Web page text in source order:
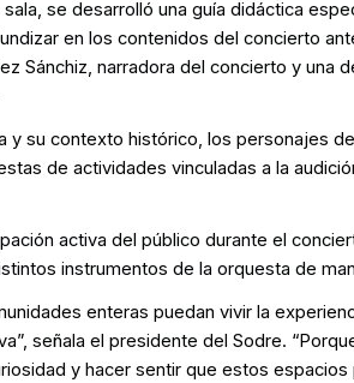
se desarrolló una guía didáctica
en los contenidos del concierto
Sánchiz, narradora del concierto y una
y su contexto histórico, los personajes
de actividades vinculadas a la
activa del público durante el
instrumentos de la orquesta de
enteras puedan vivir la
señala el presidente del Sodre.
y hacer sentir que estos espacios